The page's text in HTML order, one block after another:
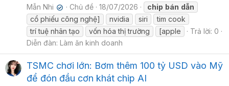
Mẫn Nhi ✔ Chủ đề 18/07/2026 chip bán dẫn
cổ phiếu công nghệ]
nvidia siri
tim cook
trí tuệ nhân tạo
vốn hóa thị trường [apple
Trả lời: 0
Diễn đàn: Làm ăn kinh doanh
TSMC chơi lớn: Bơm thêm 100 tỷ USD vào Mỹ
để đón đầu cơn khát chip AI